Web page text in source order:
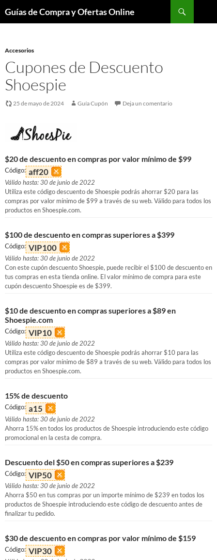
Guías de Compra y Ofertas Online
Accesorios
Cupones de Descuento
Shoespie
25 de mayo de 2024 Guía Cupón Deja un comentario
$20 de descuento en compras por valor mínimo de $99
Código: aff20
Válido hasta: 30 de junio de 2022
Utiliza este código descuento de Shoespie podrás ahorrar $20 para las
compras por valor mínimo de $99 a través de su web. Válido para todos los
productos en Shoespie.com.
$100 de descuento en compras superiores a $399
Código: VIP100
Válido hasta: 30 de junio de 2022
Con este cupón descuento Shoespie, puede recibir el $100 de descuento en
tus compras en esta tienda online. El valor mínimo de compra para este
cupón descuento Shoespie es de $399.
$10 de descuento en compras superiores a $89 en
Shoespie.com
Código: VIP10
Válido hasta: 30 de junio de 2022
Utiliza este código descuento de Shoespie podrás ahorrar $10 para las
compras por valor mínimo de $89 a través de su web. Válido para todos los
productos en Shoespie.com.
15% de descuento
Código: a15
Válido hasta: 30 de junio de 2022
Ahorra 15% en todos los productos de Shoespie introduciendo este código
promocional en la cesta de compra.
Descuento del $50 en compras superiores a $239
Código: VIP50
Válido hasta: 30 de junio de 2022
Ahorra $50 en tus compras por un importe mínimo de $239 en todos los
productos de Shoespie introduciendo este código de descuento antes de
finalizar tu pedido.
$30 de descuento en compras por valor mínimo de $159
Código: VIP30